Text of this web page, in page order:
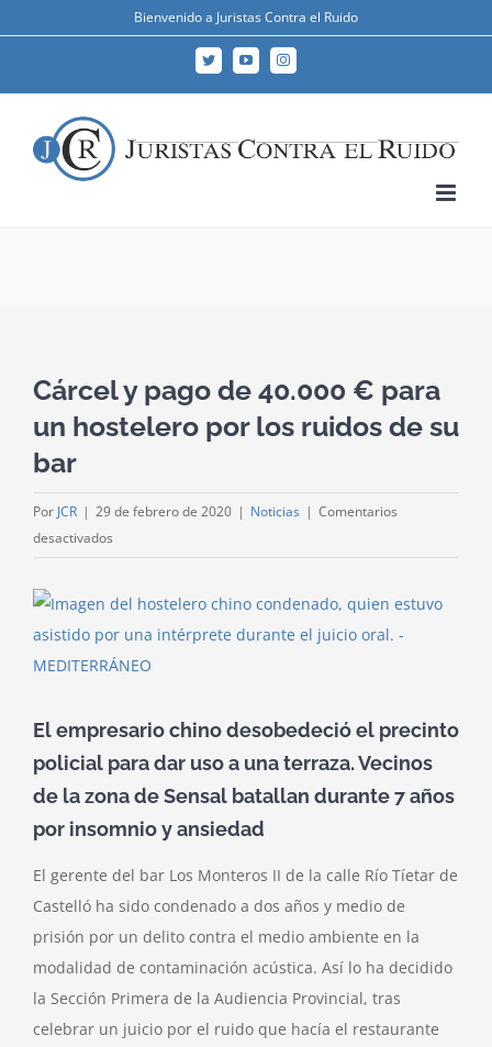
Bienvenido a Juristas Contra el Ruido
TwitterYouTubeInstagram
Cárcel y pago de 40.000 € para
un hostelero por los ruidos de su
bar
Por JCR | 29 de febrero de 2020 | Noticias | Comentarios
desactivados
pago
de
40.000
hostelero
por
los
de
su
bar
Ver
imagen
más
El empresario chino desobedeció el precinto
policial para dar uso a una terraza. Vecinos
de la zona de Sensal batallan durante 7 años
por insomnio y ansiedad
El gerente del bar Los Monteros II de la calle Río Tíetar de
Castelló ha sido condenado a dos años y medio de
prisión por un delito contra el medio ambiente en la
modalidad de contaminación acústica. Así lo ha decidido
la Sección Primera de la Audiencia Provincial, tras
celebrar un juicio por el ruido que hacía el restaurante